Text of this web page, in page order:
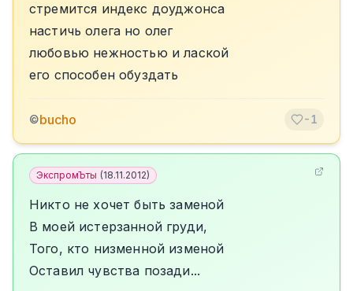
стремится индекс доуджонса
настичь олега но олег
любовью нежностью и лаской
его способен обуздать
©bucho -1
ЭкспромЪты (18.11.2012)
Никто не хочет быть заменой
В моей истерзанной груди,
Того, кто низменной изменой
Оставил чувства позади...